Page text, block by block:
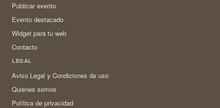
Publicar evento
Evento destacado
Widget para tu web
Contacto
LEGAL
Aviso Legal y Condiciones de uso
Quienes somos
Política de privacidad